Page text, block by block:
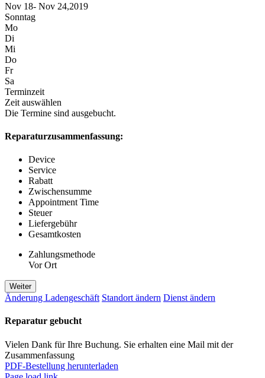
Nov 18- Nov 24,2019
Sonntag
Mo
Di
Mi
Do
Fr
Sa
Terminzeit
Zeit auswählen
Die Termine sind ausgebucht.
Reparaturzusammenfassung:
Device
Service
Rabatt
Zwischensumme
Appointment Time
Steuer
Liefergebühr
Gesamtkosten
Zahlungsmethode
Vor Ort
Weiter
Änderung Ladengeschäft Standort ändern Dienst ändern
Reparatur gebucht
Vielen Dank für Ihre Buchung. Sie erhalten eine Mail mit der
Zusammenfassung
PDF-Bestellung herunterladen